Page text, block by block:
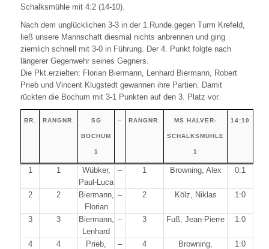
Schalksmühle mit 4:2 (14-10).
Nach dem unglücklichen 3-3 in der 1.Runde.gegen Turm Krefeld,
ließ unsere Mannschaft diesmal nichts anbrennen und ging
ziemlich schnell mit 3-0 in Führung. Der 4. Punkt folgte nach
längerer Gegenwehr seines Gegners.
Die Pkt.erzielten: Florian Biermann, Lenhard Biermann, Robert
Prieb und Vincent Klugstedt gewannen ihre Partien. Damit
rückten die Bochum mit 3-1 Punkten auf den 3. Platz vor.
BR. RANGNR. SG
BOCHUM
1
– RANGNR. MS HALVER-
SCHALKSMÜHLE
1
14:10
1 1
Wübker,
Paul-Luca
– 1 Browning, Alex 0:1
2 2
Biermann,
Florian
– 2 Kölz, Niklas 1:0
3 3
Biermann,
Lenhard
– 3 Fuß, Jean-Pierre 1:0
4 4
Prieb,
– 4
Browning,
1:0